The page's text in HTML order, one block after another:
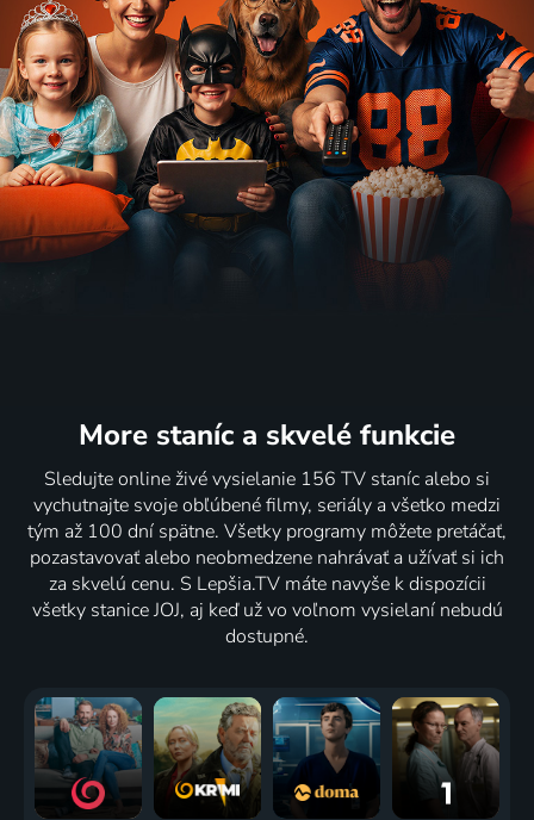
More staníc a skvelé funkcie
Sledujte online živé vysielanie 156 TV staníc alebo si
vychutnajte svoje obľúbené filmy, seriály a všetko medzi
tým až 100 dní spätne. Všetky programy môžete pretáčať,
pozastavovať alebo neobmedzene nahrávať a užívať si ich
za skvelú cenu. S Lepšia.TV máte navyše k dispozícii
všetky stanice JOJ, aj keď už vo voľnom vysielaní nebudú
dostupné.